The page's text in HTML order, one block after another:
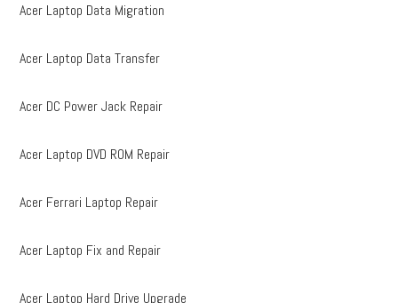
Acer Laptop Data Migration
Acer Laptop Data Transfer
Acer DC Power Jack Repair
Acer Laptop DVD ROM Repair
Acer Ferrari Laptop Repair
Acer Laptop Fix and Repair
Acer Laptop Hard Drive Upgrade